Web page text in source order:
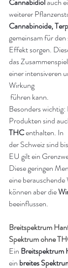
weiterer
Cannabinoide,
gemeinsam für
Effekt sorgen.
das
einer intensiveren
Wirkung
führen kann.
Besonders
Produkten sind
THC enthalten. In
der Schweiz sind
EU gilt ein
Diese geringen
eine
können aber die
beeinflussen.
Breitspektrum
Spektrum ohne
Ein Breitspektrum
ein breites